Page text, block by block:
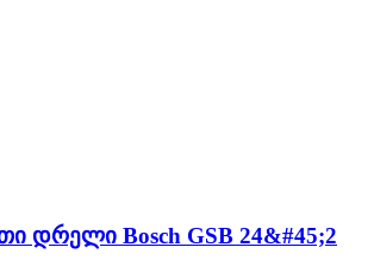
დრელი Bosch GSB 24&#45;2